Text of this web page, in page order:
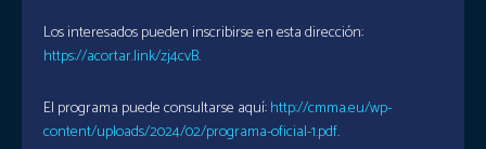
Los interesados pueden inscribirse en esta dirección:
https://acortar.link/zj4cvB.
El programa puede consultarse aquí:http://cmma.eu/wp-
content/uploads/2024/02/programa-oficial-1.pdf.